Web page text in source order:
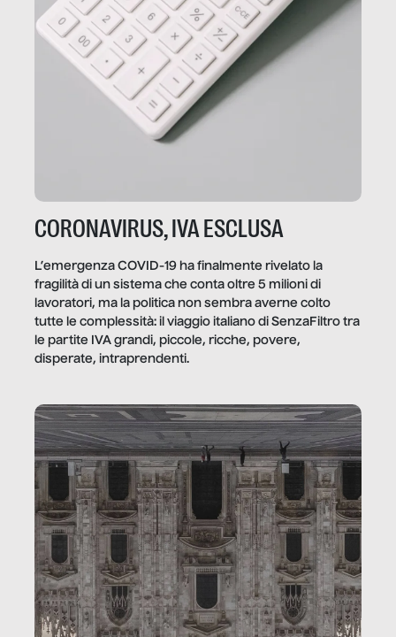
CORONAVIRUS, IVA ESCLUSA
L’emergenza COVID-19 ha finalmente rivelato la
fragilità di un sistema che conta oltre 5 milioni di
lavoratori, ma la politica non sembra averne colto
tutte le complessità: il viaggio italiano di SenzaFiltro tra
le partite IVA grandi, piccole, ricche, povere,
disperate, intraprendenti.